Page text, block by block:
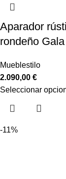
Aparador
rondeño Gala
Mueblestilo
2.090,00 €
Seleccionar
-11%